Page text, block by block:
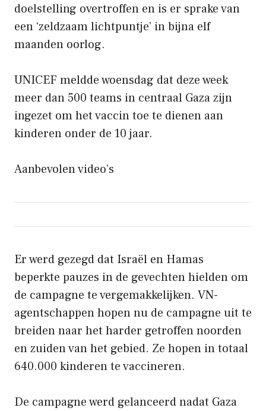
doelstelling overtroffen en is er sprake van
een ‘zeldzaam lichtpuntje’ in bijna elf
maanden oorlog.
UNICEF meldde woensdag dat deze week
meer dan 500 teams in centraal Gaza zijn
ingezet om het vaccin toe te dienen aan
kinderen onder de 10 jaar.
Aanbevolen video’s
Er werd gezegd dat Israël en Hamas
beperkte pauzes in de gevechten hielden om
de campagne te vergemakkelijken. VN-
agentschappen hopen nu de campagne uit te
breiden naar het harder getroffen noorden
en zuiden van het gebied. Ze hopen in totaal
640.000 kinderen te vaccineren.
De campagne werd gelanceerd nadat Gaza